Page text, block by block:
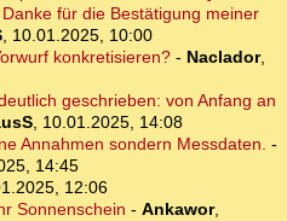
für die Bestätigung meiner
, 10.01.2025, 10:00
konkretisieren?- Naclador,
geschrieben: von Anfang an
, 10.01.2025, 14:08
Annahmen sondern Messdaten. -
14:45
12:06
Sonnenschein - Ankawor,